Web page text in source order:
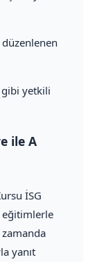
düzenlenen
gibi yetkili
ile A
İSG
eğitimlerle
zamanda
yanıt